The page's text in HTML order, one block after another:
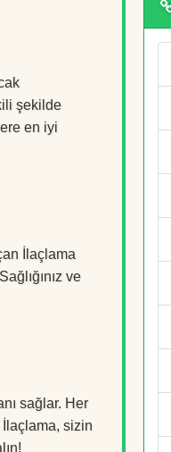
şekilde
en iyi
İlaçlama
ve
sağlar. Her
İlaçlama, sizin